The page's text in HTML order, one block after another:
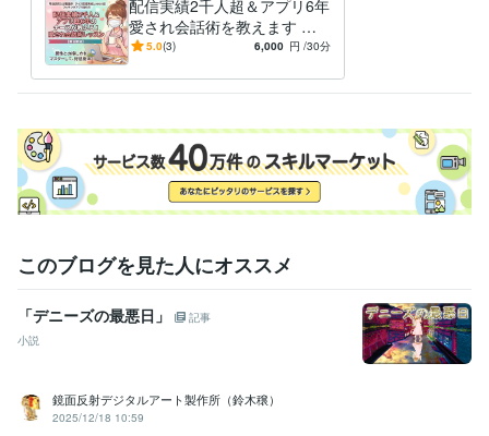
配信実績2千人超＆アプリ6年
愛され会話術を教えます 男
性心理を熟知したナースが伝
技術
5.0(3) 6,000 円 /30分
このブログを見た人にオススメ
「デニーズの最悪日」
記事
小説
鏡面反射デジタルアート製作所（鈴木穣）
2025/12/18 10:59